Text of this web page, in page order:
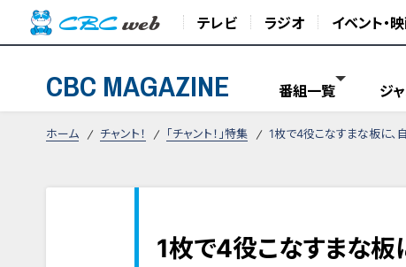
テレビ ラジオ イベント・
CBC MAGAZINE 番組一覧 ジ
ホーム チャント！ 「チャント！」特集 1枚で4役こなすまな板に、
1枚で4役こなすまな板